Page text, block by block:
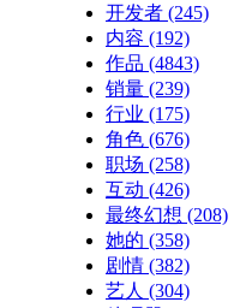
开发者 (245)
内容 (192)
作品 (4843)
销量 (239)
行业 (175)
角色 (676)
职场 (258)
互动 (426)
最终幻想 (208)
她的 (358)
剧情 (382)
艺人 (304)